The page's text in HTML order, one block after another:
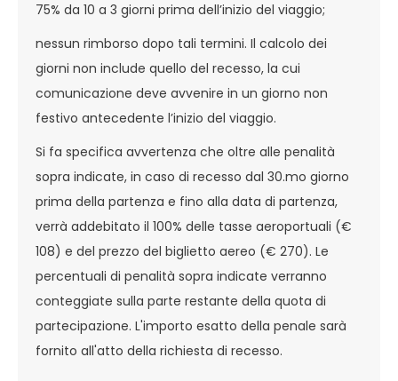
75% da 10 a 3 giorni prima dell’inizio del viaggio;
nessun rimborso dopo tali termini. Il calcolo dei
giorni non include quello del recesso, la cui
comunicazione deve avvenire in un giorno non
festivo antecedente l’inizio del viaggio.
Si fa specifica avvertenza che oltre alle penalità
sopra indicate, in caso di recesso dal 30.mo giorno
prima della partenza e fino alla data di partenza,
verrà addebitato il 100% delle tasse aeroportuali (€
108) e del prezzo del biglietto aereo (€ 270). Le
percentuali di penalità sopra indicate verranno
conteggiate sulla parte restante della quota di
partecipazione. L'importo esatto della penale sarà
fornito all'atto della richiesta di recesso.